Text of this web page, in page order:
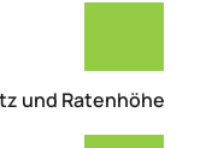
und Ratenhöhe